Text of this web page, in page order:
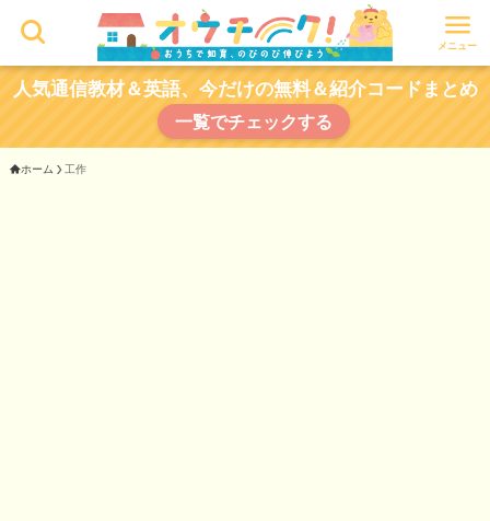
メニュー
人気通信教材＆英語、今だけの無料＆紹介コードまとめ
一覧でチェックする
ホーム 工作